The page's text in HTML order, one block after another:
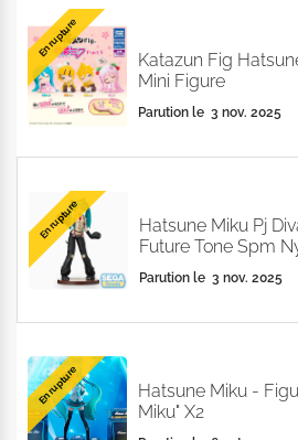
Katazun Fig
Mini Figure
Parution le 3 nov. 2025
En rupture
Hatsune Miku Pj
Future Tone Spm
Parution le 3 nov. 2025
En rupture
Hatsune Miku -
Miku" X2
En rupture